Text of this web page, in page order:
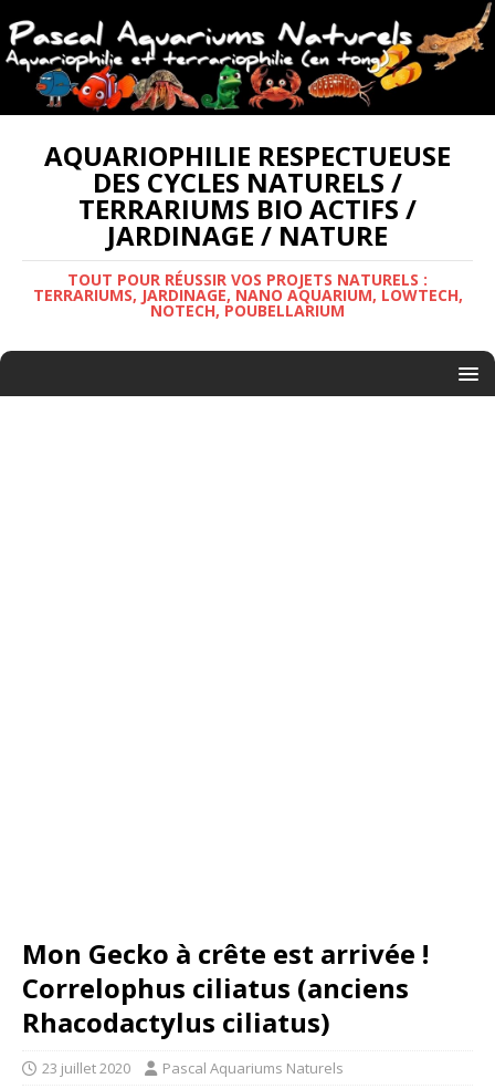
AQUARIOPHILIE RESPECTUEUSE
DES CYCLES NATURELS /
TERRARIUMS BIO ACTIFS /
JARDINAGE / NATURE
TOUT POUR RÉUSSIR VOS PROJETS NATURELS :
TERRARIUMS, JARDINAGE, NANO AQUARIUM, LOWTECH,
NOTECH, POUBELLARIUM
Mon Gecko à crête est arrivée !
Correlophus ciliatus (anciens
Rhacodactylus ciliatus)
23 juillet 2020 Pascal Aquariums Naturels